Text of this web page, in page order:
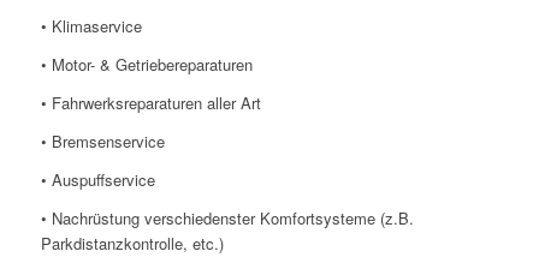
• Klimaservice
• Motor- & Getriebereparaturen
• Fahrwerksreparaturen aller Art
• Bremsenservice
• Auspuffservice
• Nachrüstung verschiedenster Komfortsysteme (z.B.
Parkdistanzkontrolle, etc.)